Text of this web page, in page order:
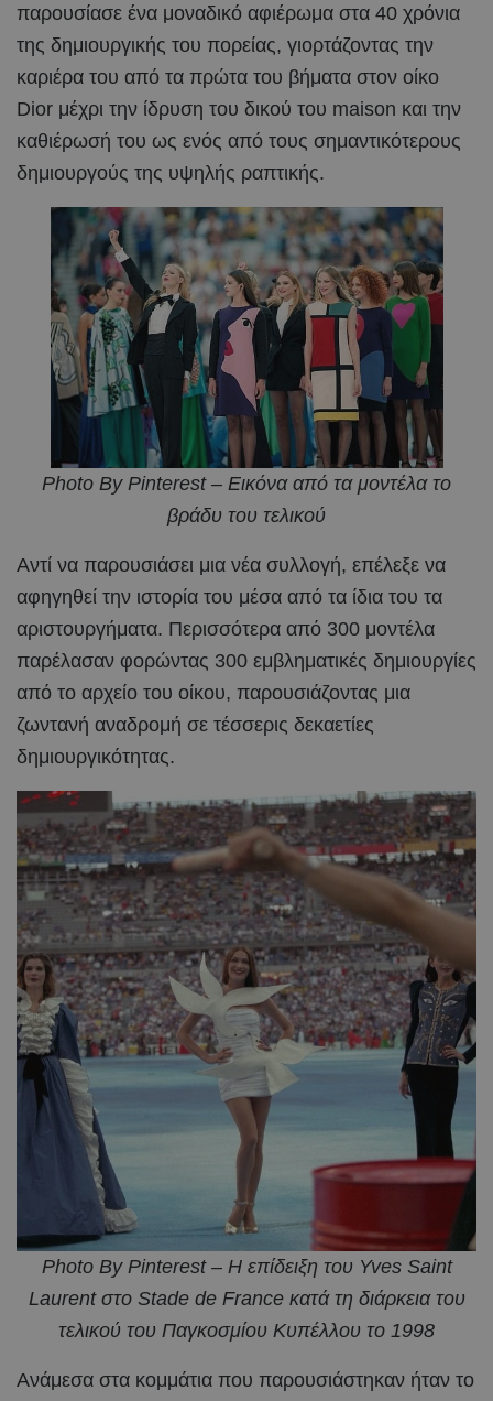
παρουσίασε ένα μοναδικό αφιέρωμα στα 40 χρόνια
της δημιουργικής του πορείας, γιορτάζοντας την
καριέρα του από τα πρώτα του βήματα στον οίκο
Dior μέχρι την ίδρυση του δικού του maison και την
καθιέρωσή του ως ενός από τους σημαντικότερους
δημιουργούς της υψηλής ραπτικής.
Photo By Pinterest – Eικόνα από τα μοντέλα το
βράδυ του τελικού
Αντί να παρουσιάσει μια νέα συλλογή, επέλεξε να
αφηγηθεί την ιστορία του μέσα από τα ίδια του τα
αριστουργήματα. Περισσότερα από 300 μοντέλα
παρέλασαν φορώντας 300 εμβληματικές δημιουργίες
από το αρχείο του οίκου, παρουσιάζοντας μια
ζωντανή αναδρομή σε τέσσερις δεκαετίες
δημιουργικότητας.
Photo By Pinterest – Η επίδειξη του Yves Saint
Laurent στο Stade de France κατά τη διάρκεια του
τελικού του Παγκοσμίου Κυπέλλου το 1998
Ανάμεσα στα κομμάτια που παρουσιάστηκαν ήταν το